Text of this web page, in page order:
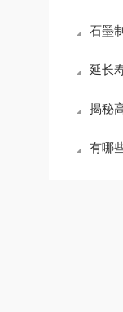
石墨
延长寿命还
揭秘高温下
有哪些